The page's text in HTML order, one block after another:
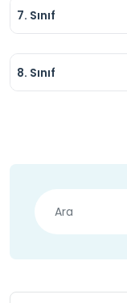
7. Sınıf
8. Sınıf